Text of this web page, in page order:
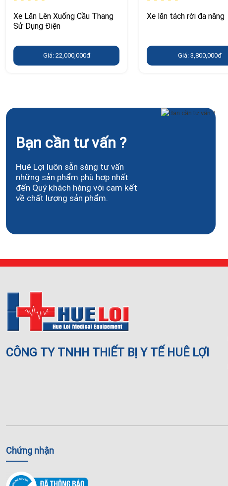
Xe Lăn Lên Xuống Cầu Thang
Sử Dụng Điện
Giá: 22,000,000đ
Xe lăn tách rời đa năng
Giá: 3,800,000đ
Bạn cần tư vấn ?
Huê Lợi luôn sẵn sàng tư vấn
những sản phẩm phù hợp nhất
đến Quý khách hàng với cam kết
về chất lượng sản phẩm.
CÔNG TY TNHH THIẾT BỊ Y TẾ HUÊ LỢI
Chứng nhận